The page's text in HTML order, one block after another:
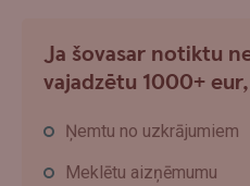
Ja šovasar notiktu
vajadzētu 1000+
Ņemtu no uzkrājumiem
Meklētu aizņēmumu